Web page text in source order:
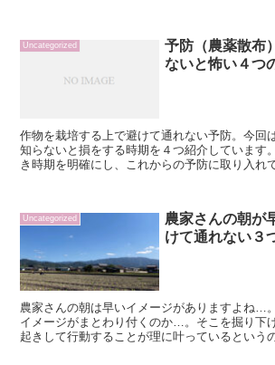
Uncategorized
予防（農薬散布
ないと怖い４つ
作物を栽培する上で避けて通れない予防。今回
知らないと損をする時期を４つ紹介しています
き時期を明確にし、これからの予防に取り入れ
Uncategorized
農家さんの朝が
けて通れない３
農家さんの朝は早いイメージがありますよね…
イメージがまとわり付くのか…。そこを掘り下
起きして行動することが理に叶っているという